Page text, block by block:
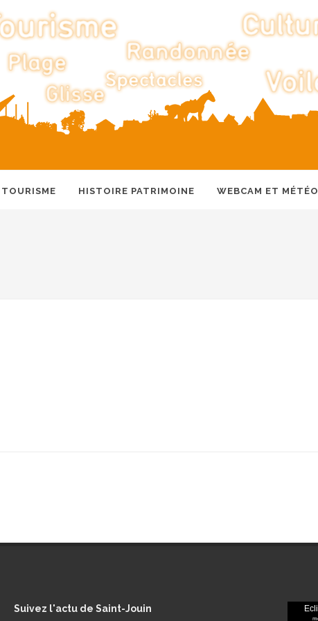
TOURISME HISTOIRE PATRIMOINE WEBCAM ET MÉTÉO
Suivez l'actu de Saint-Jouin